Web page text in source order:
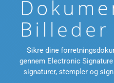
Billeder
Sikre dine
gennem Electronic
signaturer, stempler og